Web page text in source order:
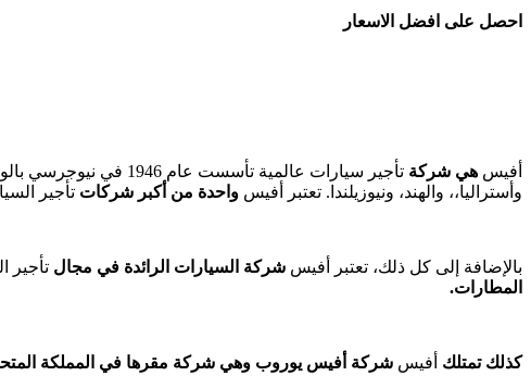
احصل على افضل الاسعار
أفيس هي شركة
تأجير سيارات عالمية
وأستراليا،، والهند، ونيوزيلندا. تعتبر أفيس واحدة من أكبر شركات تأجير
بالإضافة إلى كل ذلك، تعتبر أفيس شركة السيارات الرائدة في مجال تأجير
المطارات.
كذلك تمتلك أفيس شركة أفيس يوروب وهي شركة مقرها في المملكة